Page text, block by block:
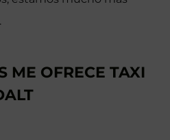
ME OFRECE TAXI